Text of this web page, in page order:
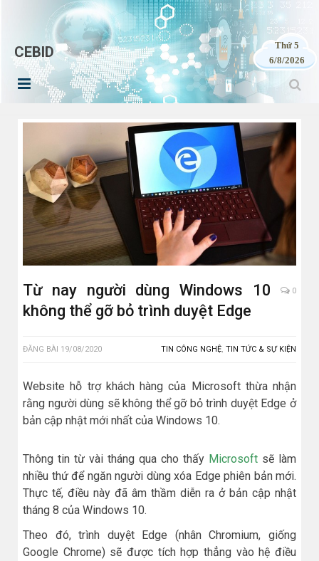
CEBID
Thứ 5
6/8/2026
Từ nay người dùng Windows 10
không thể gỡ bỏ trình duyệt Edge
0
ĐĂNG BÀI 19/08/2020 TIN CÔNG NGHỆ, TIN TỨC & SỰ KIỆN
Website hỗ trợ khách hàng của Microsoft thừa nhận
rằng người dùng sẽ không thể gỡ bỏ trình duyệt Edge ở
bản cập nhật mới nhất của Windows 10.
Thông tin từ vài tháng qua cho thấy Microsoft sẽ làm
nhiều thứ để ngăn người dùng xóa Edge phiên bản mới.
Thực tế, điều này đã âm thầm diễn ra ở bản cập nhật
tháng 8 của Windows 10.
Theo đó, trình duyệt Edge (nhân Chromium, giống
Google Chrome) sẽ được tích hợp thẳng vào hệ điều